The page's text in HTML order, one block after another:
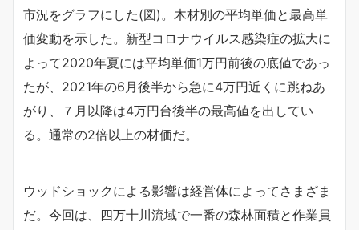
市況をグラフにした(図)。木材別の平均単価と最高単
価変動を示した。新型コロナウイルス感染症の拡大に
よって2020年夏には平均単価1万円前後の底値であっ
たが、2021年の6月後半から急に4万円近くに跳ねあ
がり、７月以降は4万円台後半の最高値を出してい
る。通常の2倍以上の材価だ。
ウッドショックによる影響は経営体によってさまざま
だ。今回は、四万十川流域で一番の森林面積と作業員